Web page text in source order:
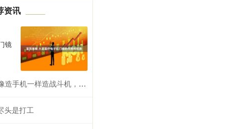
资讯
镜
斗机，六代机可能两年后就会服役
头是打工